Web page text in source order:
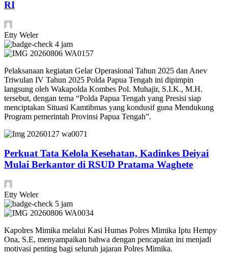
RI
Etty Weler
4 jam
Pelaksanaan kegiatan Gelar Operasional Tahun 2025 dan Anev
Triwulan IV Tahun 2025 Polda Papua Tengah ini dipimpin
langsung oleh Wakapolda Kombes Pol. Muhajir, S.I.K., M.H.
tersebut, dengan tema “Polda Papua Tengah yang Presisi siap
menciptakan Situasi Kamtibmas yang kondusif guna Mendukung
Program pemerintah Provinsi Papua Tengah”.
Perkuat Tata Kelola Kesehatan, Kadinkes Deiyai
Mulai Berkantor di RSUD Pratama Waghete
Etty Weler
5 jam
Kapolres Mimika melalui Kasi Humas Polres Mimika Iptu Hempy
Ona, S.E, menyampaikan bahwa dengan pencapaian ini menjadi
motivasi penting bagi seluruh jajaran Polres Mimika.